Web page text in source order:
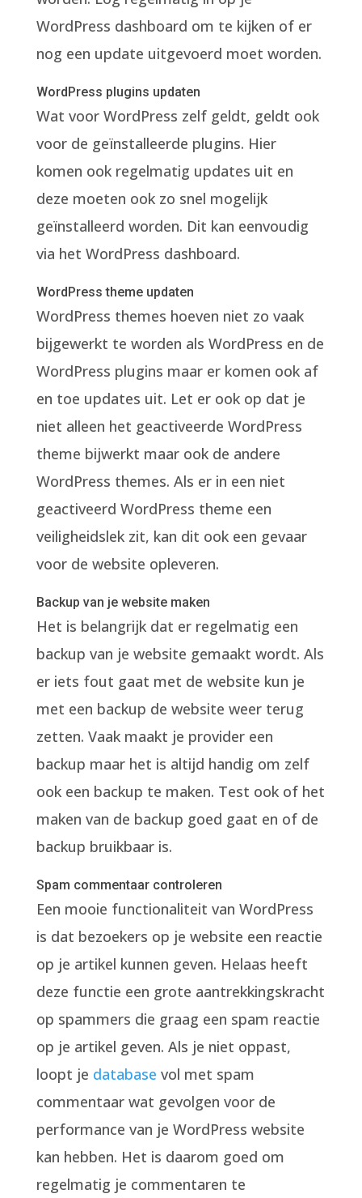
WordPress dashboard om te kijken of er
nog een update uitgevoerd moet worden.
WordPress plugins updaten
Wat voor WordPress zelf geldt, geldt ook
voor de geïnstalleerde plugins. Hier
komen ook regelmatig updates uit en
deze moeten ook zo snel mogelijk
geïnstalleerd worden. Dit kan eenvoudig
via het WordPress dashboard.
WordPress theme updaten
WordPress themes hoeven niet zo vaak
bijgewerkt te worden als WordPress en de
WordPress plugins maar er komen ook af
en toe updates uit. Let er ook op dat je
niet alleen het geactiveerde WordPress
theme bijwerkt maar ook de andere
WordPress themes. Als er in een niet
geactiveerd WordPress theme een
veiligheidslek zit, kan dit ook een gevaar
voor de website opleveren.
Backup van je website maken
Het is belangrijk dat er regelmatig een
backup van je website gemaakt wordt. Als
er iets fout gaat met de website kun je
met een backup de website weer terug
zetten. Vaak maakt je provider een
backup maar het is altijd handig om zelf
ook een backup te maken. Test ook of het
maken van de backup goed gaat en of de
backup bruikbaar is.
Spam commentaar controleren
Een mooie functionaliteit van WordPress
is dat bezoekers op je website een reactie
op je artikel kunnen geven. Helaas heeft
deze functie een grote aantrekkingskracht
op spammers die graag een spam reactie
op je artikel geven. Als je niet oppast,
loopt je database vol met spam
commentaar wat gevolgen voor de
performance van je WordPress website
kan hebben. Het is daarom goed om
regelmatig je commentaren te